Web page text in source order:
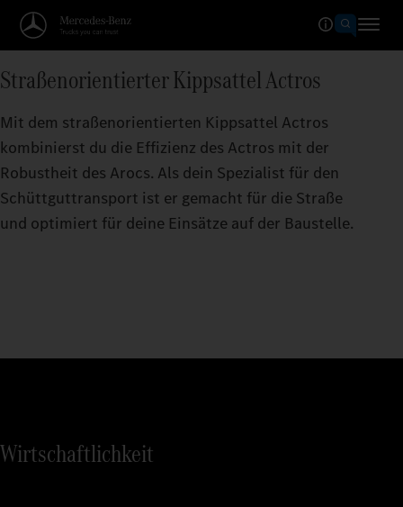
Straßenorientierter Kippsattel Actros
Mit dem straßenorientierten Kippsattel Actros
kombinierst du die Effizienz des Actros mit der
Robustheit des Arocs. Als dein Spezialist für den
Schüttguttransport ist er gemacht für die Straße
und optimiert für deine Einsätze auf der Baustelle.
Wirtschaftlichkeit